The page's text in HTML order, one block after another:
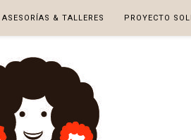
ASESORÍAS & TALLERES PROYECTO